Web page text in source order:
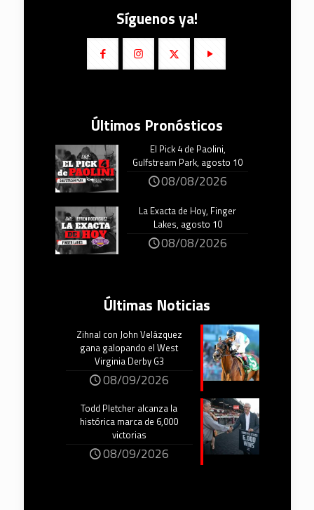
Síguenos ya!
Últimos Pronósticos
El Pick 4 de Paolini,
Gulfstream Park, agosto 10
08/08/2026
La Exacta de Hoy, Finger
Lakes, agosto 10
08/08/2026
Últimas Noticias
Zihnal con John Velázquez
gana galopando el West
Virginia Derby G3
08/09/2026
Todd Pletcher alcanza la
histórica marca de 6,000
victorias
08/09/2026